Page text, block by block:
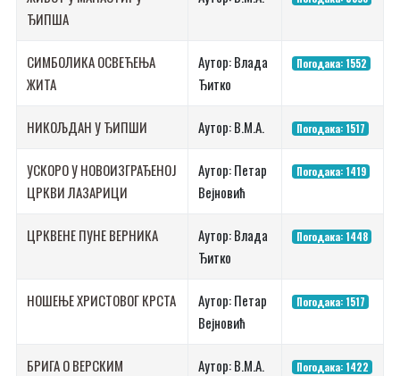
ЂИПША
СИМБОЛИКА ОСВЕЋЕЊА
ЖИТА
Аутор: Влада
Ђитко
Погодака: 1552
НИКОЉДАН У ЂИПШИ Аутор: В.М.А. Погодака: 1517
УСКОРО У НОВОИЗГРАЂЕНОЈ
ЦРКВИ ЛАЗАРИЦИ
Аутор: Петар
Вејновић
Погодака: 1419
ЦРКВЕНЕ ПУНЕ ВЕРНИКА
Аутор: Влада
Ђитко
Погодака: 1448
НОШЕЊЕ ХРИСТОВОГ КРСТА
Аутор: Петар
Вејновић
Погодака: 1517
БРИГА О ВЕРСКИМ
Аутор: В.М.А. Погодака: 1422